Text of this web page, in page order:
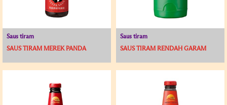
Saus tiram
SAUS TIRAM MEREK PANDA
Saus tiram
SAUS TIRAM RENDAH GARAM